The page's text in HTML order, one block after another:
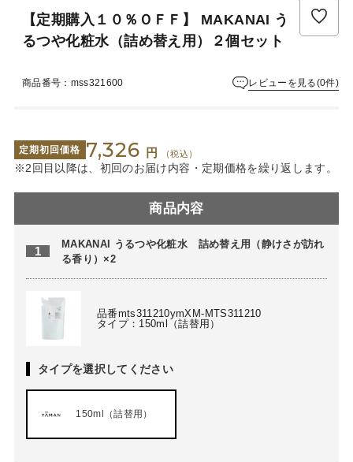
【定期購入１０％ＯＦＦ】 MAKANAI う
るつや化粧水（詰め替え用）２個セット
商品番号：mss321600 レビューを見る(0件)
定期初回価格 7,326 円 (税込)
※2回目以降は、初回のお届け内容・定期価格を繰り返します。
商品内容
1
MAKANAI うるつや化粧水 詰め替え用（静けさが訪れ
る香り）×2
品番mts311210ymXM-MTS311210
タイプ：150ml（詰替用）
タイプを選択してください
150ml（詰替用）